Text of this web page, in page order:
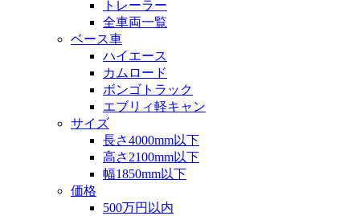
トレーラー
全車両一覧
ベース車
ハイエース
カムロード
ボンゴトラック
エブリィ軽キャン
サイズ
長さ4000mm以下
高さ2100mm以下
幅1850mm以下
価格
500万円以内